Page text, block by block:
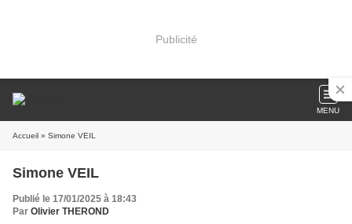
Publicité
MENU
Accueil » Simone VEIL
Simone VEIL
Publié le 17/01/2025 à 18:43
Par Olivier THEROND